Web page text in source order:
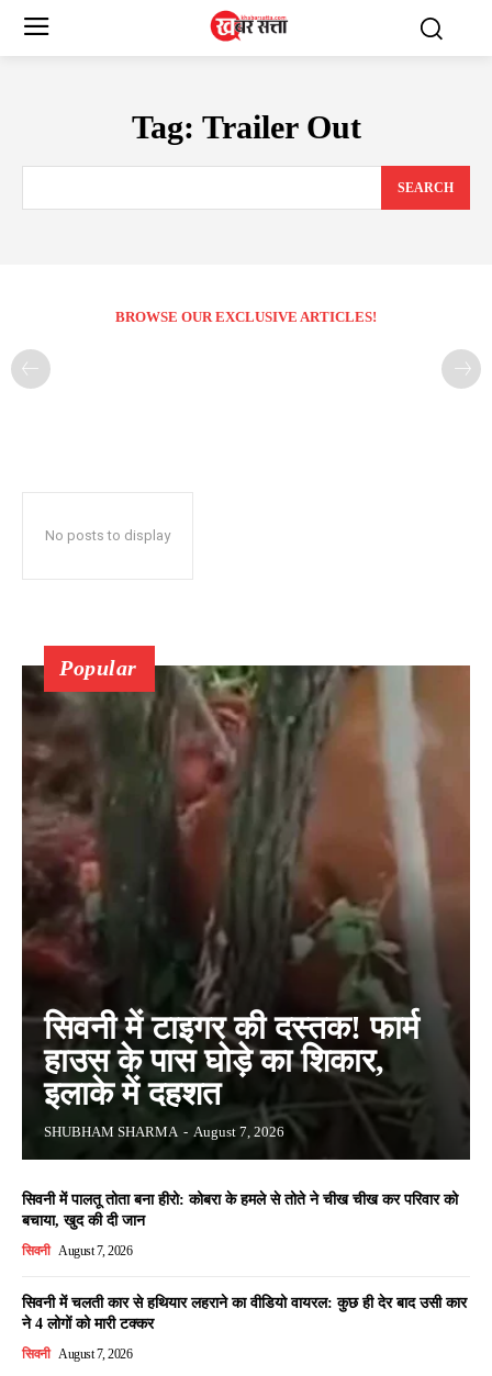
Tag: Trailer Out
SEARCH
BROWSE OUR EXCLUSIVE ARTICLES!
No posts to display
Popular
सिवनी में टाइगर की दस्तक! फार्म
हाउस के पास घोड़े का शिकार,
इलाके में दहशत
SHUBHAM SHARMA - August 7, 2026
सिवनी में पालतू तोता बना हीरो: कोबरा के हमले से तोते ने चीख चीख कर परिवार को
बचाया, खुद की दी जान
सिवनी August 7, 2026
सिवनी में चलती कार से हथियार लहराने का वीडियो वायरल: कुछ ही देर बाद उसी कार
ने 4 लोगों को मारी टक्कर
सिवनी August 7, 2026